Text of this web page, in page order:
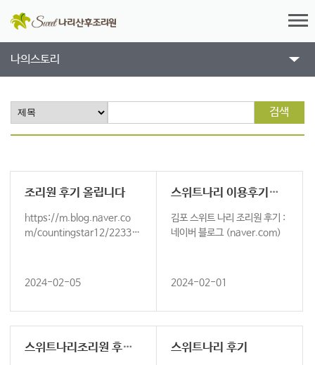
나의스토리
검색
조리원 후기 올립니다
https://m.blog.naver.co
m/countingstar12/22334
2024-02-05
스위트나리 이용후기올렸습니다
김포 스위트 나리 조리원 후기 :
네이버 블로그 (naver.com)
2024-02-01
스위트나리조리원 후기 작성했습니다 스위트나리 후기